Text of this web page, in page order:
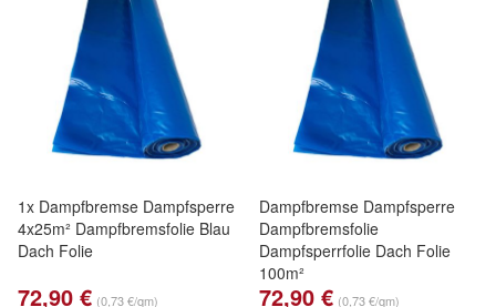
1x Dampfbremse Dampfsperre
4x25m² Dampfbremsfolie Blau
Dach Folie
72,90 € (0,73 €/qm)
Dampfbremse Dampfsperre
Dampfbremsfolie
Dampfsperrfolie Dach Folie
100m²
72,90 € (0,73 €/qm)